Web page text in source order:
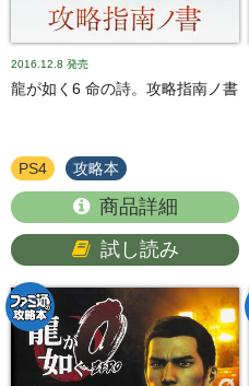
2016.12.8 発売
龍が如く6 命の詩。攻略指南ノ書
PS4 攻略本
商品詳細
試し読み